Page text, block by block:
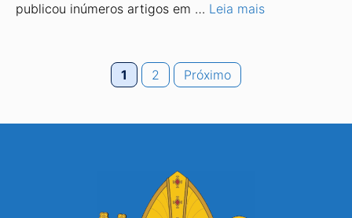
publicou inúmeros artigos em … Leia mais
Page
1 Page
2 Próximo